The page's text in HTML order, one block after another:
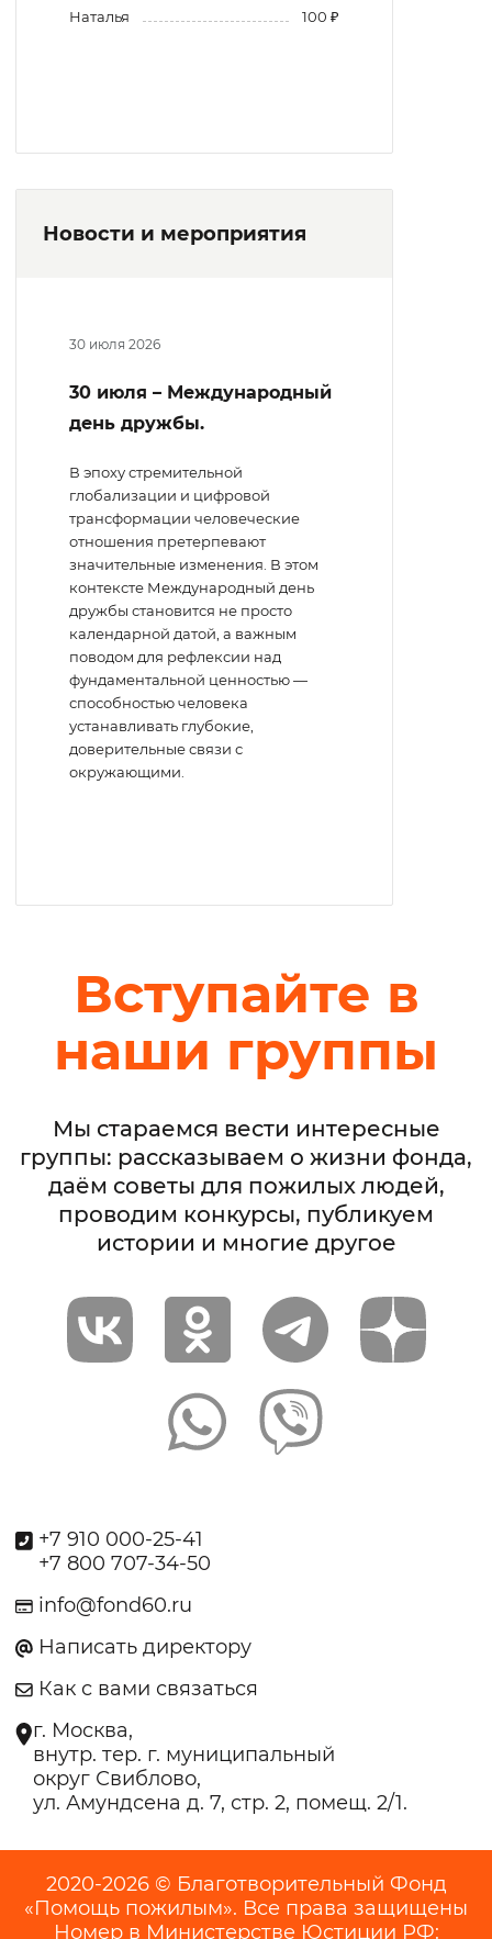
Наталья
100 ₽
Новости и мероприятия
30 июля 2026
30 июля – Международный
день дружбы.
В эпоху стремительной
глобализации и цифровой
трансформации человеческие
отношения претерпевают
значительные изменения. В этом
контексте Международный день
дружбы становится не просто
календарной датой, а важным
поводом для рефлексии над
фундаментальной ценностью —
способностью человека
устанавливать глубокие,
доверительные связи с
окружающими.
Вступайте в
наши группы
Мы стараемся вести интересные
группы: рассказываем о жизни фонда,
даём советы для пожилых людей,
проводим конкурсы, публикуем
истории и многие другое
+7 910 000-25-41
+7 800 707-34-50
info@fond60.ru
Написать директору
Как с вами связаться
г. Москва,
внутр. тер. г. муниципальный
округ Свиблово,
ул. Амундсена д. 7, стр. 2, помещ. 2/1.
2020-2026 © Благотворительный Фонд
«Помощь пожилым». Все права защищены
Номер в Министерстве Юстиции РФ: